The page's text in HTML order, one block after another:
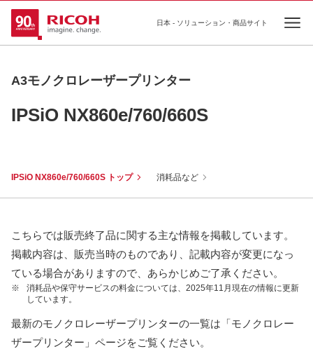
日本 - ソリューション・商品サイト
A3モノクロレーザープリンター
IPSiO NX860e/760/660S
IPSiO NX860e/760/660S トップ 消耗品など
こちらでは販売終了品に関する主な情報を掲載しています。
掲載内容は、販売当時のものであり、記載内容が変更になっ
ている場合がありますので、あらかじめご了承ください。
※
消耗品や保守サービスの料金については、2025年11月現在の情報に更新
しています。
最新のモノクロレーザープリンターの一覧は「モノクロレー
ザープリンター」ページをご覧ください。